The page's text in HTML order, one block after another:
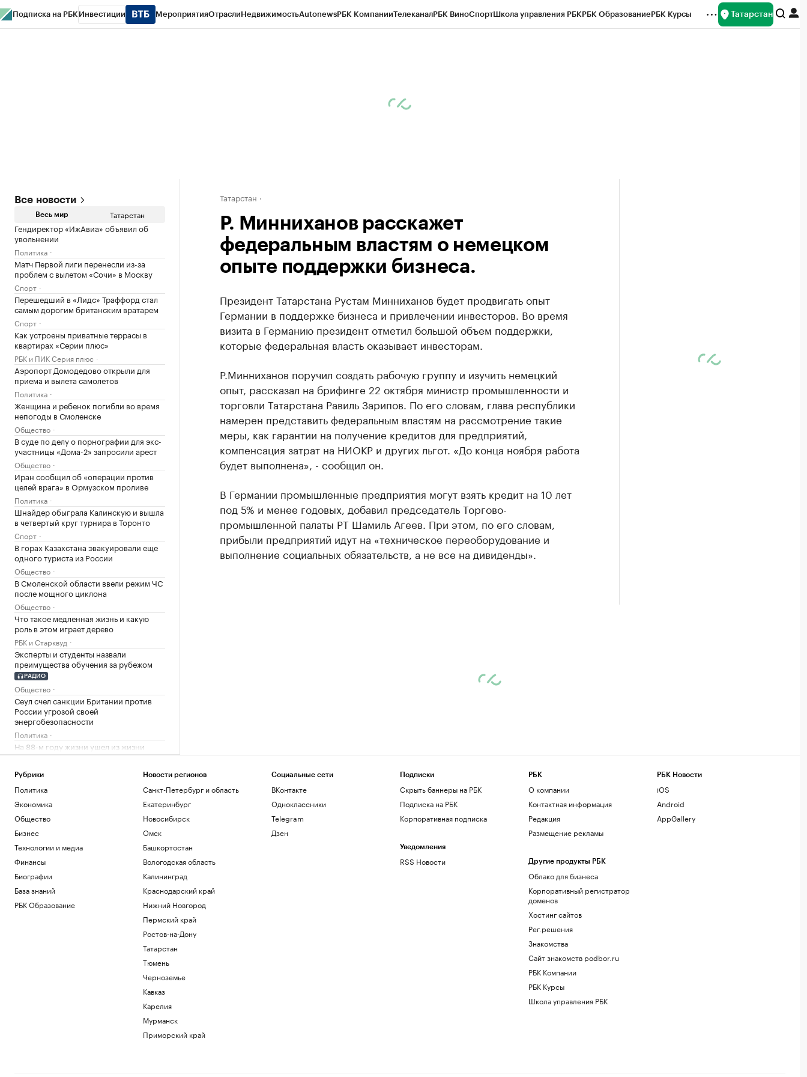
Подписка на РБК Инвестиции МероприятияОтраслиНедвижимостьAutonewsРБК КомпанииТелеканалРБК ВиноСпортШкола управления РБКРБК ОбразованиеРБК Курсы Татарстан
Все новости
Весь мир Татарстан
Гендиректор «ИжАвиа» объявил об
увольнении
Политика
Матч Первой лиги перенесли из-за
проблем с вылетом «Сочи» в Москву
Спорт
Перешедший в «Лидс» Траффорд стал
самым дорогим британским вратарем
Спорт
Как устроены приватные террасы в
квартирах «Серии плюс»
РБК и ПИК Серия плюс
Аэропорт Домодедово открыли для
приема и вылета самолетов
Политика
Женщина и ребенок погибли во время
непогоды в Смоленске
Общество
В суде по делу о порнографии для экс-
участницы «Дома-2» запросили арест
Общество
Иран сообщил об «операции против
целей врага» в Ормузском проливе
Политика
Шнайдер обыграла Калинскую и вышла
в четвертый круг турнира в Торонто
Спорт
В горах Казахстана эвакуировали еще
одного туриста из России
Общество
В Смоленской области ввели режим ЧС
после мощного циклона
Общество
Что такое медленная жизнь и какую
роль в этом играет дерево
РБК и Старквуд
Эксперты и студенты назвали
преимущества обучения за рубежом
РАДИО
Общество
Сеул счел санкции Британии против
России угрозой своей
энергобезопасности
Политика
На 88-м году жизни ушел из жизни
художник Николай Марков
Общество
Отличия бензина классов Евро-2,
Евро-3, Евро-4 и Евро-5. Видео РБК
Общество
Генсек ООН осудил атаки украинских
беспилотников на регионы России
Будущее Ходынского поля: от пашни и
аэродрома до города в городе
РБК и Stone
Футболисты «Сочи» из-за закрытия
аэропорта не смогли вылететь на матч
Спорт
Винисиус продлил контракт с «Реалом»
на фоне слухов об уходе в «Арсенал»
Татарстан
Р. Минниханов расскажет
федеральным властям о немецком
опыте поддержки бизнеса.
Президент Татарстана Рустам Минниханов будет продвигать опыт
Германии в поддержке бизнеса и привлечении инвесторов. Во время
визита в Германию президент отметил большой объем поддержки,
которые федеральная власть оказывает инвесторам.
Р.Минниханов поручил создать рабочую группу и изучить немецкий
опыт, рассказал на брифинге 22 октября министр промышленности и
торговли Татарстана Равиль Зарипов. По его словам, глава республики
намерен представить федеральным властям на рассмотрение такие
меры, как гарантии на получение кредитов для предприятий,
компенсация затрат на НИОКР и других льгот. «До конца ноября работа
будет выполнена», - сообщил он.
В Германии промышленные предприятия могут взять кредит на 10 лет
под 5% и менее годовых, добавил председатель Торгово-
промышленной палаты РТ Шамиль Агеев. При этом, по его словам,
прибыли предприятий идут на «техническое переоборудование и
выполнение социальных обязательств, а не все на дивиденды».
Рубрики
Политика
Экономика
Общество
Бизнес
Технологии и медиа
Финансы
Биографии
База знаний
РБК Образование
Новости регионов
Санкт-Петербург и область
Екатеринбург
Новосибирск
Омск
Башкортостан
Вологодская область
Калининград
Краснодарский край
Нижний Новгород
Пермский край
Ростов-на-Дону
Татарстан
Тюмень
Черноземье
Кавказ
Карелия
Мурманск
Приморский край
Социальные сети
ВКонтакте
Одноклассники
Telegram
Дзен
Подписки
Скрыть баннеры на РБК
Подписка на РБК
Корпоративная подписка
Уведомления
RSS Новости
РБК
О компании
Контактная информация
Редакция
Размещение рекламы
Другие продукты РБК
Облако для бизнеса
Корпоративный регистратор
доменов
Хостинг сайтов
Рег.решения
Знакомства
Сайт знакомств podbor.ru
РБК Компании
РБК Курсы
Школа управления РБК
РБК Новости
iOS
Android
AppGallery